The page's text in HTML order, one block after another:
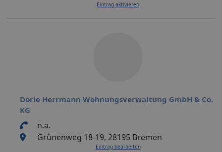
Eintrag aktivieren
Dorle Herrmann Wohnungsverwaltung GmbH & Co.
KG
n.a.
Grünenweg 18-19, 28195 Bremen
Eintrag bearbeiten